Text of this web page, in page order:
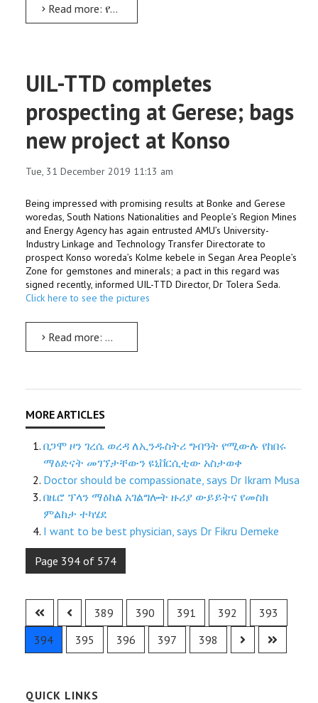
Read more: የሥነ-ምግባርና የፀረ-ሙስና ቀን በዩኒቨርሲቲው ተከበረ
UIL-TTD completes
prospecting at Gerese; bags
new project at Konso
Tue, 31 December 2019 11:13 am
Being impressed with promising results at Bonke and Gerese
woredas, South Nations Nationalities and People’s Region Mines
and Energy Agency has again entrusted AMU’s University-
Industry Linkage and Technology Transfer Directorate to
prospect Konso woreda’s Kolme kebele in Segan Area People’s
Zone for gemstones and minerals; a pact in this regard was
signed recently, informed UIL-TTD Director, Dr Tolera Seda.
Click here to see the pictures
Read more: UIL-TTD completes prospecting at Gerese; bags new project at Konso
በጋሞ ዞን ገረሴ ወረዳ ለኢንዱስትሪ ግብዓት የሚውሉ የከበሩ
ማዕድናት መገኘታቸውን ዩኒቨርሲቲው አስታወቀ
Doctor should be compassionate, says Dr Ikram Musa
በዜሮ ፕላን ማዕከል አገልግሎት ዙሪያ ውይይትና የመስክ
ምልከታ ተካሄደ
I want to be best physician, says Dr Fikru Demeke
Page 394 of 574
389 390 391 392
393
394
395 396 397 398
QUICK LINKS